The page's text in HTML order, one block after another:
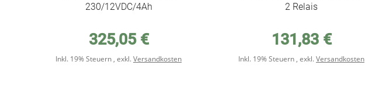
230/12VDC/4Ah
325,05 €
Inkl. 19% Steuern , exkl.Versandkosten
2 Relais
131,83 €
Inkl. 19% Steuern , exkl.Versandkosten